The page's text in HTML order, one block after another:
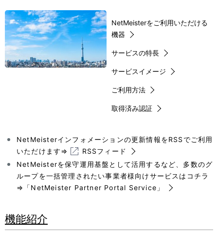
NetMeisterをご利用いただける
機器
サービスの特長
サービスイメージ
ご利用方法
取得済み認証
NetMeisterインフォメーションの更新情報をRSSでご利用
いただけます⇒
RSSフィード
NetMeisterを保守運用基盤として活用するなど、多数のグ
ループを一括管理されたい事業者様向けサービスはコチラ
⇒ 「NetMeister Partner Portal Service」
機能紹介